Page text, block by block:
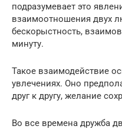
подразумевает это
взаимоотношения двух
бескорыстность,
минуту.
Такое взаимодействие
увлечениях. Оно
друг к другу, желание
Во все времена дружба